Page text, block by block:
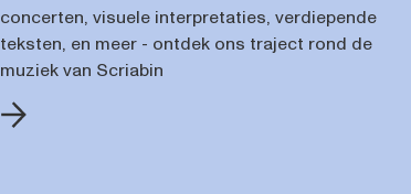
concerten, visuele interpretaties, verdiepende
teksten, en meer - ontdek ons traject rond de
muziek van Scriabin